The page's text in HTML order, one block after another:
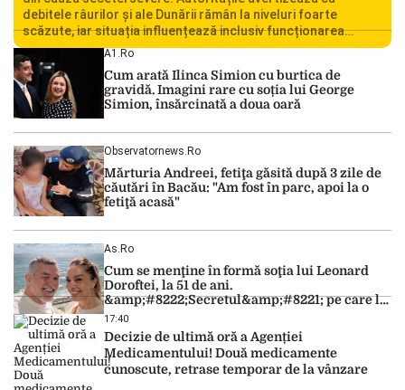
debitele râurilor și ale Dunării rămân la niveluri foarte
scăzute, iar situația influențează inclusiv funcționarea
Centralei Nucleare de la Cernavodă. România se confruntă
cu una dintre cele mai dificile perioade din punct de vedere
hidrologic din ultimii ani. Lipsa […]
A1.ro
Cum arată Ilinca Simion cu burtica de
gravidă. Imagini rare cu soția lui George
Simion, însărcinată a doua oară
Observatornews.ro
Mărturia Andreei, fetiţa găsită după 3 zile de
căutări în Bacău: "Am fost în parc, apoi la o
fetiţă acasă"
As.ro
Cum se menţine în formă soţia lui Leonard
Doroftei, la 51 de ani.
&amp;#8222;Secretul&amp;#8221; pe care l-a
dezvăluit
17:40
Decizie de ultimă oră a Agenției
Medicamentului! Două medicamente
cunoscute, retrase temporar de la vânzare